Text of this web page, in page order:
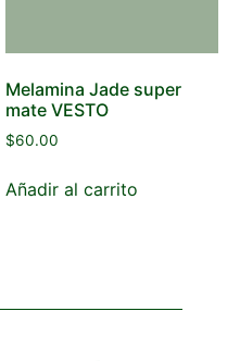
Melamina Jade super
mate VESTO
$60.00
Añadir al carrito